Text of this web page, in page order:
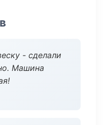
- сделали
Машина